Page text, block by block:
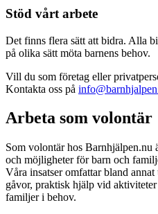
Stöd vårt arbete
Det finns flera sätt att bidra. Alla
på olika sätt möta barnens behov.
Vill du som företag eller
Kontakta oss på
Arbeta som volontär
Som volontär hos Barnhjälpen.nu
och möjligheter för barn och
Våra insatser omfattar bland
gåvor, praktisk hjälp vid
familjer i behov.